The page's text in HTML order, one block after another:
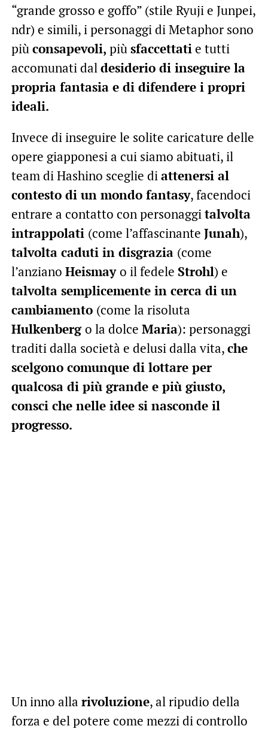
“grande grosso e goffo” (stile Ryuji e Junpei,
ndr) e simili, i personaggi di Metaphor sono
più consapevoli, più sfaccettati e tutti
accomunati dal desiderio di inseguire la
propria fantasia e di difendere i propri
ideali.
Invece di inseguire le solite caricature delle
opere giapponesi a cui siamo abituati, il
team di Hashino sceglie di attenersi al
contesto di un mondo fantasy, facendoci
entrare a contatto con personaggi talvolta
intrappolati (come l’affascinante Junah),
talvolta caduti in disgrazia (come
l’anziano Heismayo il fedele Strohl) e
talvolta semplicemente in cerca di un
cambiamento (come la risoluta
Hulkenbergo la dolce Maria): personaggi
traditi dalla società e delusi dalla vita,che
scelgono comunque di lottare per
qualcosa di più grande e più giusto,
consci che nelle idee si nasconde il
progresso.
Un inno alla rivoluzione, al ripudio della
forza e del potere come mezzi di controllo